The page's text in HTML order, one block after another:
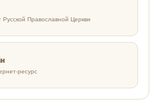
Православной Церкви
ресурс